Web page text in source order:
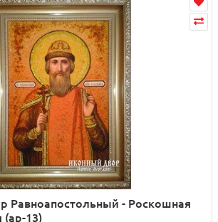
Равноапостольный - Роскошная
(ар-13)